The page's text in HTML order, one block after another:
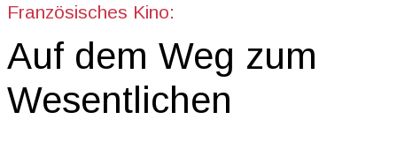
Französisches Kino:
Auf dem Weg zum
Wesentlichen